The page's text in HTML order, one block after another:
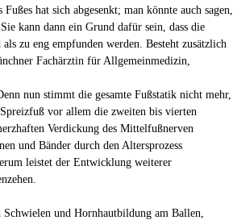
hat sich abgesenkt; man könnte auch sagen,
kann dann ein Grund dafür sein, dass die
zu eng empfunden werden. Besteht zusätzlich
Fachärztin für Allgemeinmedizin,
nun stimmt die gesamte Fußstatik nicht mehr,
vor allem die zweiten bis vierten
Verdickung des Mittelfußnerven
und Bänder durch den Altersprozess
leistet der Entwicklung weiterer
und Hornhautbildung am Ballen,